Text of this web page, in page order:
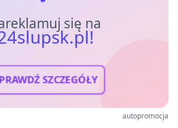
się na
SZCZEGÓŁY
autopromocja